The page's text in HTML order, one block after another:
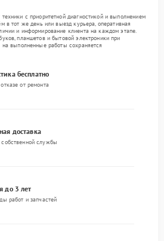
с приоритетной диагностикой и выполнением
в тот же день или выезд курьера, оперативная
и информирование клиента на каждом этапе.
планшетов и бытовой электроники при
на выполненные работы сохраняется
бесплатно
от ремонта
доставка
службы
до 3 лет
работ и запчастей